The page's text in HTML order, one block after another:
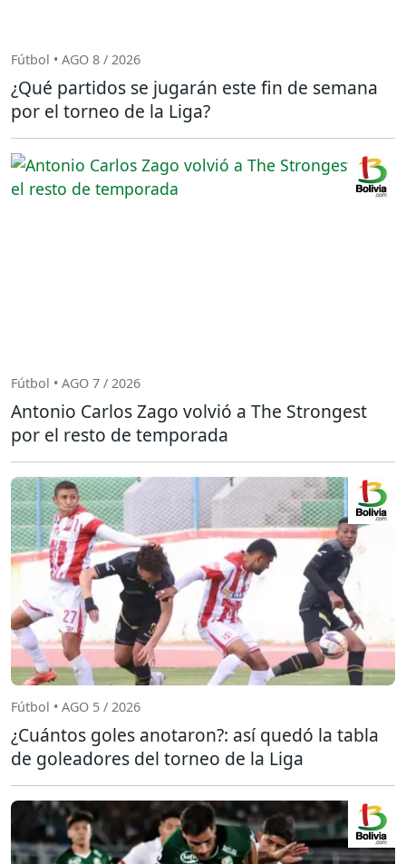
Fútbol • AGO 8 / 2026
¿Qué partidos se jugarán este fin de semana
por el torneo de la Liga?
Fútbol • AGO 7 / 2026
Antonio Carlos Zago volvió a The Strongest
por el resto de temporada
Fútbol • AGO 5 / 2026
¿Cuántos goles anotaron?: así quedó la tabla
de goleadores del torneo de la Liga